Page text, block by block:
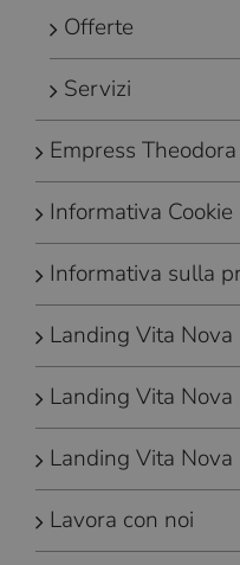
Offerte
Servizi
Empress
Informativa Cookie
Informativa sulla
Landing Vita Nova
Landing Vita Nova
Landing Vita Nova
Lavora con noi